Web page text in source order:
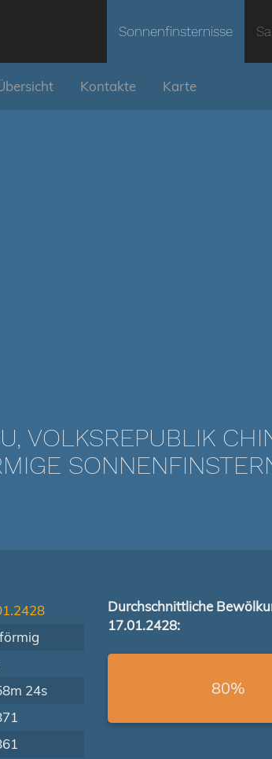
Sonnenfinsternisse
Kontakte Karte
VOLKSREPUBLIK
24s
Durchschnittliche
17.01.2428:
80%